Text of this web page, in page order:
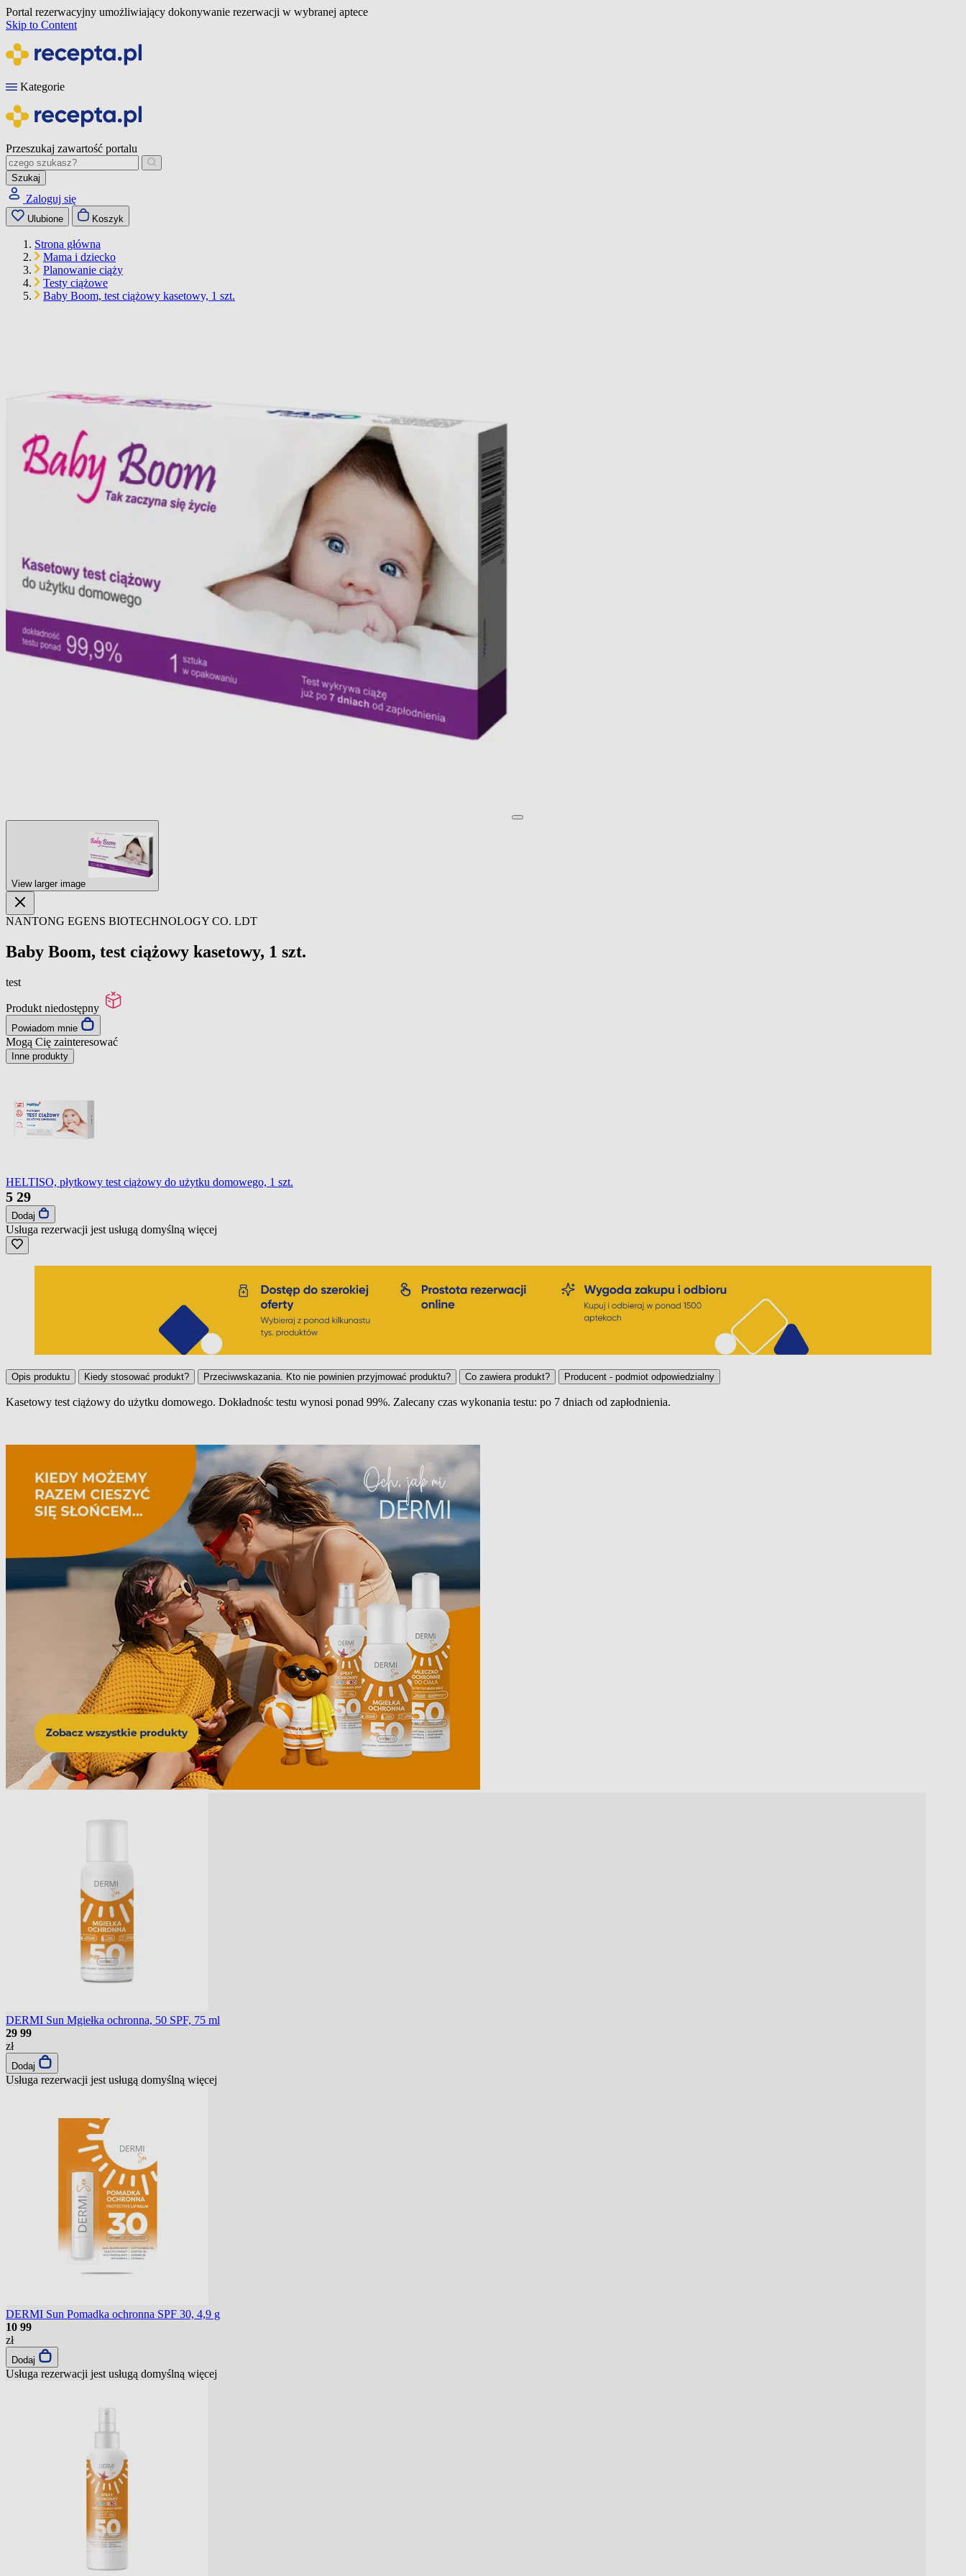
Portal rezerwacyjny umożliwiający dokonywanie rezerwacji w wybranej aptece
Skip to Content
Kategorie
Przeszukaj zawartość portalu
Szukaj
Zaloguj się
Ulubione Koszyk
Strona główna
Mama i dziecko
Planowanie ciąży
Testy ciążowe
Baby Boom, test ciążowy kasetowy, 1 szt.
View larger image
NANTONG EGENS BIOTECHNOLOGY CO. LDT
Baby Boom, test ciążowy kasetowy, 1 szt.
test
Produkt niedostępny
Powiadom mnie
Mogą Cię zainteresować
Inne produkty
HELTISO, płytkowy test ciążowy do użytku domowego, 1 szt.
5 29
Dodaj
Usługa rezerwacji jest usługą domyślną więcej
Opis produktu Kiedy stosować produkt? Przeciwwskazania. Kto nie powinien przyjmować produktu? Co zawiera produkt? Producent - podmiot odpowiedzialny
Kasetowy test ciążowy do użytku domowego. Dokładnośc testu wynosi ponad 99%. Zalecany czas wykonania testu: po 7 dniach od zapłodnienia.
DERMI Sun Mgiełka ochronna, 50 SPF, 75 ml
29 99
zł
Dodaj
Usługa rezerwacji jest usługą domyślną więcej
DERMI Sun Pomadka ochronna SPF 30, 4,9 g
10 99
zł
Dodaj
Usługa rezerwacji jest usługą domyślną więcej